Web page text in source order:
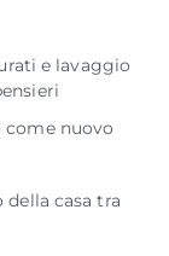
e lavaggio
come nuovo
casa tra